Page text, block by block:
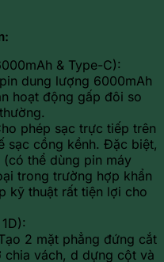
& Type-C):
dung lượng 6000mAh
hoạt động gấp đôi so
phép sạc trực tiếp trên
sạc cồng kềnh. Đặc biệt,
thể dùng pin máy
trong trường hợp khẩn
kỹ thuật rất tiện lợi cho
2 mặt phẳng đứng cắt
chia vách, d dựng cột và